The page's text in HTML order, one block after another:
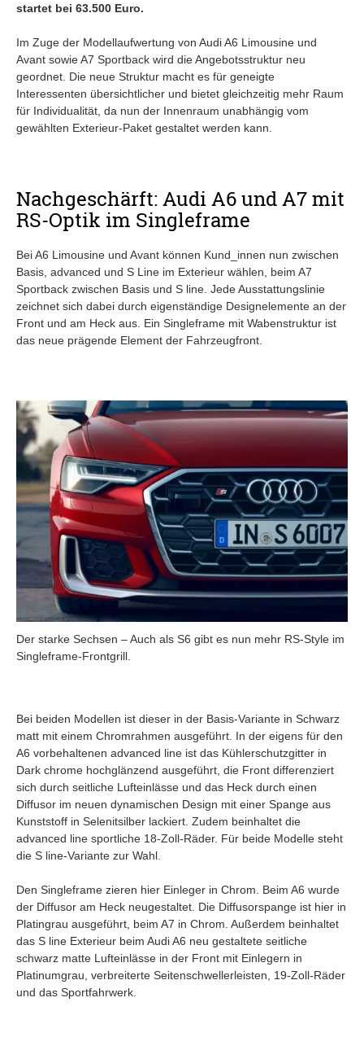
startet bei 63.500 Euro.
Im Zuge der Modellaufwertung von Audi A6 Limousine und
Avant sowie A7 Sportback wird die Angebotsstruktur neu
geordnet. Die neue Struktur macht es für geneigte
Interessenten übersichtlicher und bietet gleichzeitig mehr Raum
für Individualität, da nun der Innenraum unabhängig vom
gewählten Exterieur-Paket gestaltet werden kann.
Nachgeschärft: Audi A6 und A7 mit
RS-Optik im Singleframe
Bei A6 Limousine und Avant können Kund_innen nun zwischen
Basis, advanced und S Line im Exterieur wählen, beim A7
Sportback zwischen Basis und S line. Jede Ausstattungslinie
zeichnet sich dabei durch eigenständige Designelemente an der
Front und am Heck aus. Ein Singleframe mit Wabenstruktur ist
das neue prägende Element der Fahrzeugfront.
Der starke Sechsen – Auch als S6 gibt es nun mehr RS-Style im
Singleframe-Frontgrill.
Bei beiden Modellen ist dieser in der Basis-Variante in Schwarz
matt mit einem Chromrahmen ausgeführt. In der eigens für den
A6 vorbehaltenen advanced line ist das Kühlerschutzgitter in
Dark chrome hochglänzend ausgeführt, die Front differenziert
sich durch seitliche Lufteinlässe und das Heck durch einen
Diffusor im neuen dynamischen Design mit einer Spange aus
Kunststoff in Selenitsilber lackiert. Zudem beinhaltet die
advanced line sportliche 18-Zoll-Räder. Für beide Modelle steht
die S line-Variante zur Wahl.
Den Singleframe zieren hier Einleger in Chrom. Beim A6 wurde
der Diffusor am Heck neugestaltet. Die Diffusorspange ist hier in
Platingrau ausgeführt, beim A7 in Chrom. Außerdem beinhaltet
das S line Exterieur beim Audi A6 neu gestaltete seitliche
schwarz matte Lufteinlässe in der Front mit Einlegern in
Platinumgrau, verbreiterte Seitenschwellerleisten, 19-Zoll-Räder
und das Sportfahrwerk.